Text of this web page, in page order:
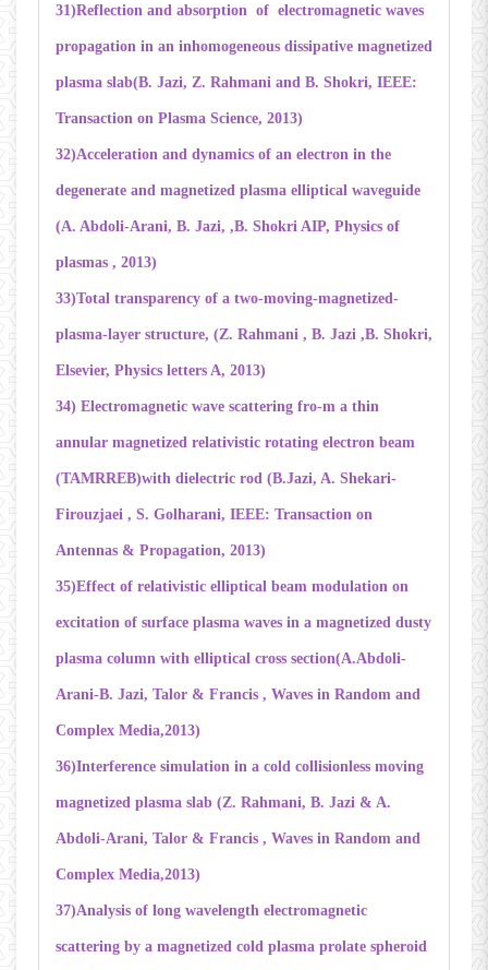
31)Reflection and absorption of electromagnetic waves
propagation in an inhomogeneous dissipative magnetized
plasma slab(B. Jazi, Z. Rahmani and B. Shokri, IEEE:
Transaction on Plasma Science, 2013)
32)Acceleration and dynamics of an electron in the
degenerate and magnetized plasma elliptical waveguide
(A. Abdoli-Arani, B. Jazi, ,B. Shokri AIP, Physics of
plasmas , 2013)
33)Total transparency of a two-moving-magnetized-
plasma-layer structure, (Z. Rahmani , B. Jazi ,B. Shokri,
Elsevier, Physics letters A, 2013)
34) Electromagnetic wave scattering fro-m a thin
annular magnetized relativistic rotating electron beam
(TAMRREB)with dielectric rod (B.Jazi, A. Shekari-
Firouzjaei , S. Golharani, IEEE: Transaction on
Antennas & Propagation, 2013)
35)Effect of relativistic elliptical beam modulation on
excitation of surface plasma waves in a magnetized dusty
plasma column with elliptical cross section(A.Abdoli-
Arani-B. Jazi, Talor & Francis , Waves in Random and
Complex Media,2013)
36)Interference simulation in a cold collisionless moving
magnetized plasma slab (Z. Rahmani, B. Jazi & A.
Abdoli-Arani, Talor & Francis , Waves in Random and
Complex Media,2013)
37)Analysis of long wavelength electromagnetic
scattering by a magnetized cold plasma prolate spheroid